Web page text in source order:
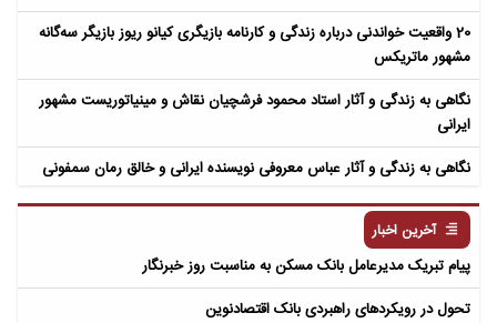
20 واقعیت خواندنی درباره زندگی و کارنامه بازیگری کیانو ریوز بازیگر سه‌گانه
مشهور ماتریکس
نگاهی به زندگی و آثار استاد محمود فرشچیان نقاش و مینیاتوریست مشهور
ایرانی
نگاهی به زندگی و آثار عباس معروفی نویسنده ایرانی و خالق رمان سمفونی
آخرین اخبار
پیام تبریک مدیرعامل بانک مسکن به مناسبت روز خبرنگار
تحول در رویکردهای راهبردی بانک اقتصادنوین